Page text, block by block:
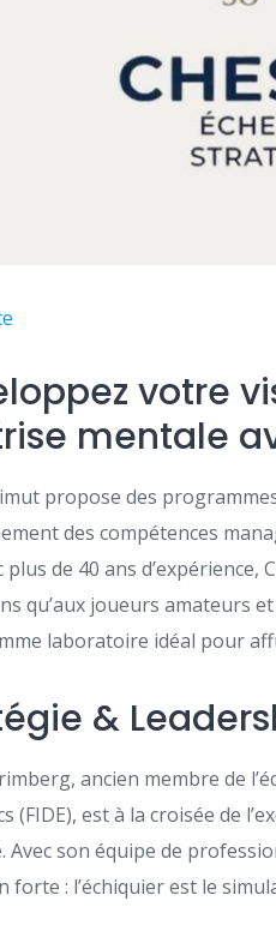
votre
mentale
propose des
des compétences
plus de 40 ans
qu’aux joueurs amateurs
laboratoire idéal pour
&
ancien membre de
(FIDE), est à la croisée de
Avec son équipe de
forte : l’échiquier est le